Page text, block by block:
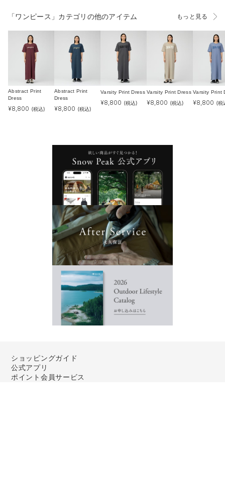
「ワンピース」カテゴリの他のアイテム もっと見る
Abstract Print
Dress
¥8,800 (税込)
Abstract Print
Dress
¥8,800 (税込)
Varsity Print Dress
¥8,800 (税込)
Varsity Print Dress
¥8,800 (税込)
Varsity Print
¥8,800 (税
ショッピングガイド
公式アプリ
ポイント会員サービス